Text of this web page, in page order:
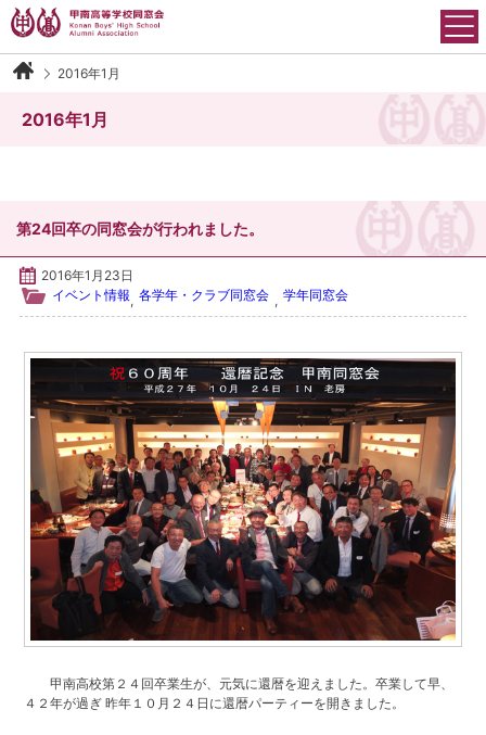
Skip
to
content
運営組織
アクセス
イベント情報
各学年・クラブ同窓会
同窓生紹介
鳥井 信吾 氏・鳥居 学 氏
阪口 正二郎 氏・根津 茂 氏
育友会について
2016年1月
2016年1月
第24回卒の同窓会が行われました。
2016年1月23日
イベント情報, 各学年・クラブ同窓会 , 学年同窓会
甲南高校第２４回卒業生が、元気に還暦を迎えました。卒業して早、
４２年が過ぎ 昨年１０月２４日に還暦パーティーを開きました。